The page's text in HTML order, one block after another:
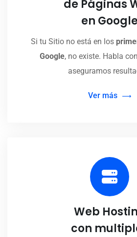
de Páginas
en Google
Si tu Sitio no está en los
Google, no existe. Habla
aseguramos
Ver más
Web
con